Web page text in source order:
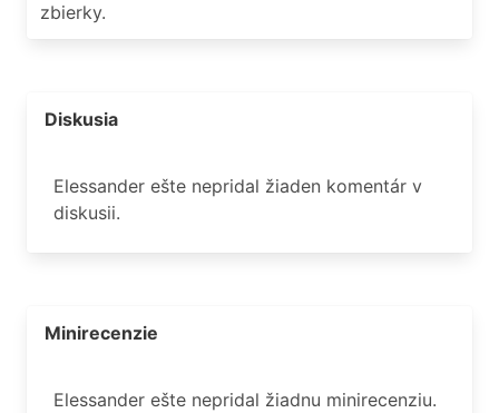
zbierky.
Diskusia
Elessander ešte nepridal žiaden komentár v
diskusii.
Minirecenzie
Elessander ešte nepridal žiadnu minirecenziu.